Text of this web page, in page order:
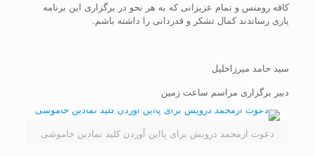
کافه رومنس و تمام عزیزانی که به هر نحو در برگزاری این برنامه
یاری رساندند کمال تشکر و قدردانی را داشته باشم.
سید حامد میرزاخلیل
دبیر برگزاری مراسم ساعت زمین
دعوت ازمحمد درویش برای پااین آوردن کلید نمادین خاموشی